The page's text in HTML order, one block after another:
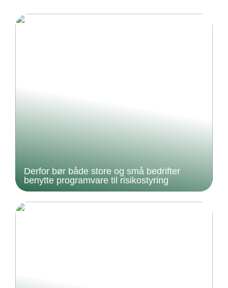
Derfor bør både store og små bedrifter
benytte programvare til risikostyring